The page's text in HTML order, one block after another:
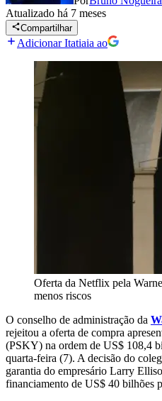
Atualizado há 7 meses
Compartilhar
Adicionar Itatiaia ao
Oferta da Netflix pela
menos riscos
O conselho de administração da
rejeitou a oferta de compra
(PSKY) na ordem de US$ 108,4
quarta-feira (7). A decisão do
garantia do empresário Larry
financiamento de US$ 40 bilhões